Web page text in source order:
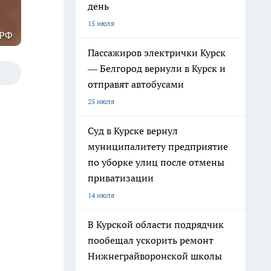
день
15 июля
Пассажиров электрички Курск
— Белгород вернули в Курск и
отправят автобусами
25 июля
Суд в Курске вернул
муниципалитету предприятие
по уборке улиц после отмены
приватизации
14 июля
В Курской области подрядчик
пообещал ускорить ремонт
Нижнеграйворонской школы